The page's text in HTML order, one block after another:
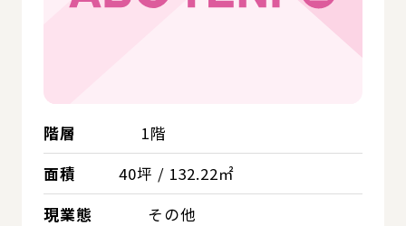
階層
1階
面積
40坪 / 132.22㎡
現業態
その他